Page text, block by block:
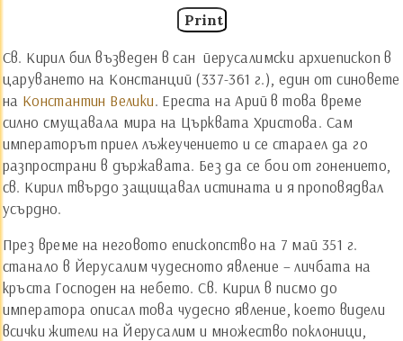
Print
Св. Кирил бил възведен в сан йерусалимски архиепископ в
царуването на Констанций (337-361 г.), един от синовете
на Константин Велики. Ереста на Арий в това време
силно смущавала мира на Църквата Христова. Сам
императорът приел лъжеучението и се стараел да го
разпространи в държавата. Без да се бои от гонението,
св. Кирил твърдо защищавал истината и я проповядвал
усърдно.
През време на неговото епископство на 7 май 351 г.
станало в Йерусалим чудесното явление – личбата на
кръста Господен на небето. Св. Кирил в писмо до
императора описал това чудесно явление, което видели
всички жители на Йерусалим и множество поклоници,